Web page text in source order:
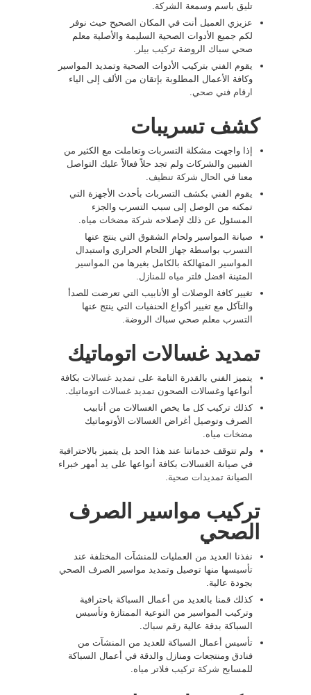
تليق باسم وسمعة الشركة.
عزيزي العميل أنت في المكان الصحيح حيث نوفر
لكم جميع الأدوات الصحية السليمة والأصلية معلم
صحي سباك الروضة تركيب بيلر .
يقوم الفني بتركيب الأدوات الصحية وتمديد المواسير
وكافة الأعمال المطلوبة بإتقان من الألف إلى الياء
ارقام فني صحي.
كشف تسريبات
إذا واجهت مشكلة التسربات وتعاملت مع الكثير من
الفنيين والشركات ولم تجد حلاً فعالاً عليك التواصل
معنا في الحال شركة تنظيف.
يقوم الفني بكشف التسربات بأحدث الأجهزة التي
تمكنه من الوصل إلى سبب التسرب والجزء
المسئول عن ذلك لإصلاحه شركة مضخات مياه.
صيانة المواسير ولحام الشقوق التي ينتج عنها
التسرب بواسطة جهاز اللحام الحراري واستبدال
المواسير المتهالكة بالكامل بغيرها من المواسير
المتينة افضل فلتر مياه للمنازل.
تغيير كافة الوصلات أو الأنابيب التي تعرضت للصدأ
والتآكل مع تغيير أكواع الحنفيات التي ينتج عنها
التسرب معلم صحي سباك الروضة.
تمديد غسالات اتوماتيك
يتميز الفني بالقدرة التامة على تمديد غسالات بكافة
أنواعها وغسالات الصحون تمديد غسالات اتوماتيك.
كذلك تركيب كل ما يخص الغسالات من أنابيب
الصرف وتوصيل أغراض الغسالات الأوتوماتيك
مضخات مياه.
ولم تتوقف خدماتنا عند هذا الحد بل يتميز بالاحترافية
في صيانة الغسالات بكافة أنواعها على يد أمهر خبراء
الصيانة تمديدات صحية.
تركيب مواسير الصرف
الصحي
نفذنا العديد من العمليات للمنشآت المختلفة عند
تأسيسها منها توصيل وتمديد مواسير الصرف الصحي
بجودة عالية.
كذلك قمنا بالعديد من أعمال السباكة باحترافية
وتركيب المواسير من النوعية الممتازة وتأسيس
السباكة بدقة عالية رقم سباك.
تأسيس أعمال السباكة للعديد من المنشآت من
فنادق ومنتجعات ومنازل والدقة في أعمال السباكة
للمسابح شركة تركيب فلاتر مياه.